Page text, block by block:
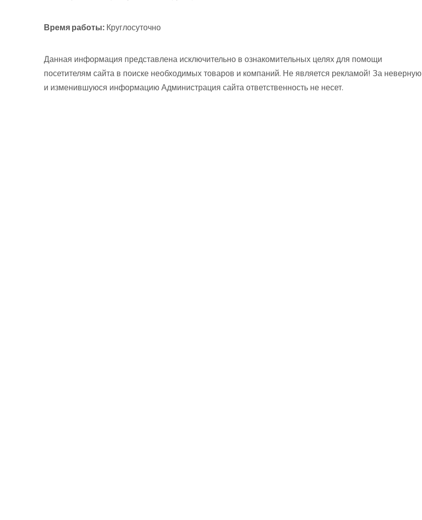
Время работы: Круглосуточно
Данная информация представлена исключительно в ознакомительных целях для помощи
посетителям сайта в поиске необходимых товаров и компаний. Не является рекламой! За неверную
и изменившуюся информацию Администрация сайта ответственность не несет.